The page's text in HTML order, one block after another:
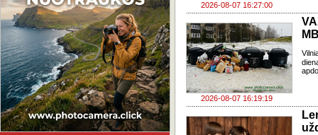
2026-08-07 16:27:00
2026-08-07 16:19:19